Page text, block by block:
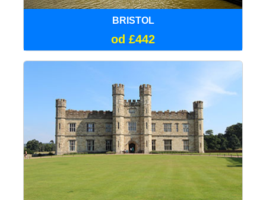
BRISTOL
od £442